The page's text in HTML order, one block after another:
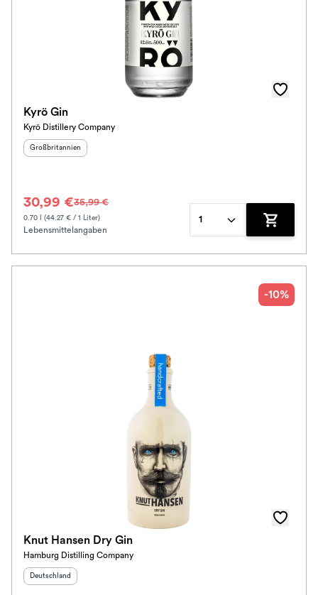
Kyrö Gin
Kyrö Distillery Company
Herkunftsland:
Großbritannien
30,99 €35,99 €
0.70 l (44.27 € / 1 Liter)
Lebensmittelangaben
1
Zum
-10%
Knut Hansen Dry Gin
Hamburg Distilling Company
Herkunftsland
Deutschland